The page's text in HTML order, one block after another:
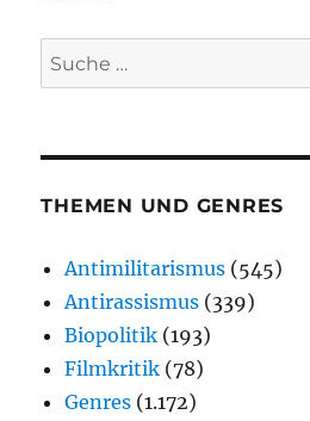
Suche
nach:
THEMEN UND GENRES
Antimilitarismus (545)
Antirassismus (339)
Biopolitik (193)
Filmkritik (78)
Genres (1.172)